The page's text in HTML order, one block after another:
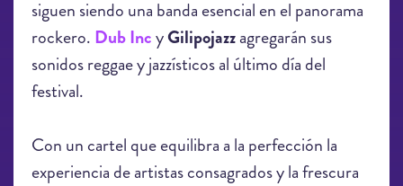
siguen siendo una banda esencial en el panorama
rockero. Dub IncyGilipojazzagregarán sus
sonidos reggae y jazzísticos al último día del
festival.
Con un cartel que equilibra a la perfección la
experiencia de artistas consagrados y la frescura